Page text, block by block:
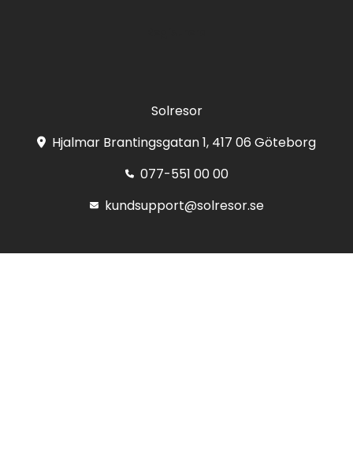
Solresor
Hjalmar Brantingsgatan 1, 417 06 Göteborg
077-551 00 00
kundsupport@solresor.se